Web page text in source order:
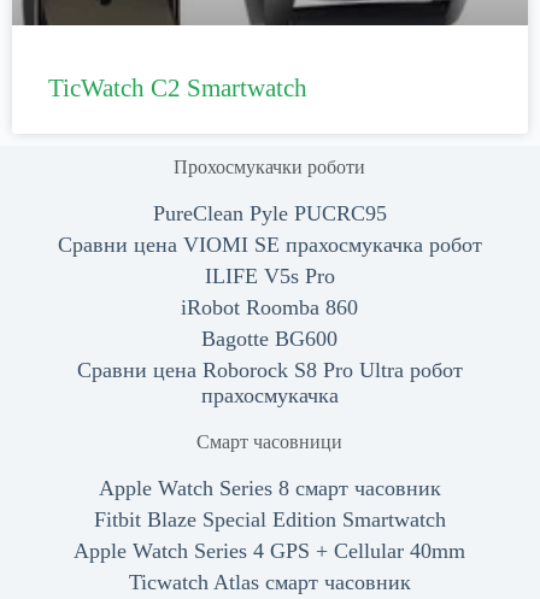
TicWatch C2 Smartwatch
Прохосмукачки роботи
PureClean Pyle PUCRC95
Сравни цена VIOMI SE прахосмукачка робот
ILIFE V5s Pro
iRobot Roomba 860
Bagotte BG600
Сравни цена Roborock S8 Pro Ultra робот
прахосмукачка
Смарт часовници
Apple Watch Series 8 смарт часовник
Fitbit Blaze Special Edition Smartwatch
Apple Watch Series 4 GPS + Cellular 40mm
Ticwatch Atlas смарт часовник